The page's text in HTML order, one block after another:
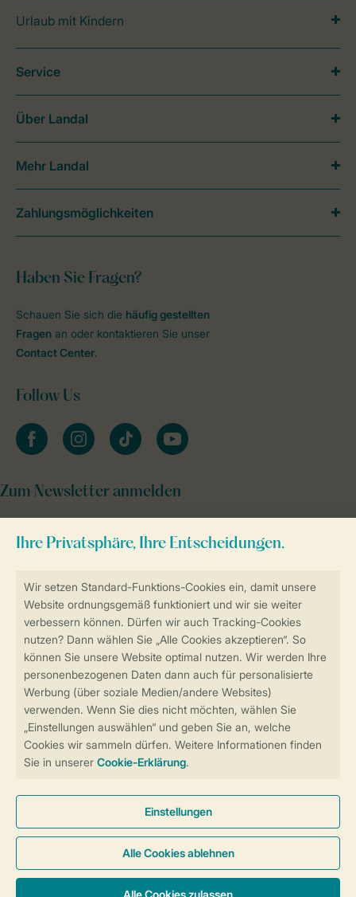
Sicherstellung Deiner Privatsphäre
Sicher und schnell zur Online-Buchung
Sichere Datenübertragung
Sicheres Bezahlen
Urlaub mit Kindern
Haben Sie Fragen?
Schauen Sie sich die häufig gestellten
Fragen an oder kontaktieren Sie unser
Contact Center.
Follow Us
facebookinstagramtiktok youtube
Zum Newsletter anmelden
Service
Über Landal
Mehr Landal
Zahlungsmöglichkeiten
Cookies und Banner
Barrierefreiheit
© 2026 Landal GreenParks GmbH